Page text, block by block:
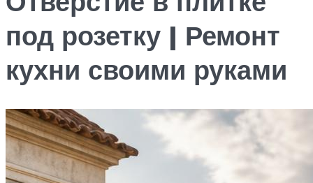
под розетку | Ремонт
кухни своими руками